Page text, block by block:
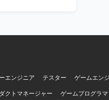
エンジニア テスター ゲームエン
クトマネージャー ゲームプログラマ